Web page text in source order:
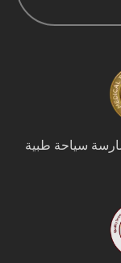
سياحة طبية